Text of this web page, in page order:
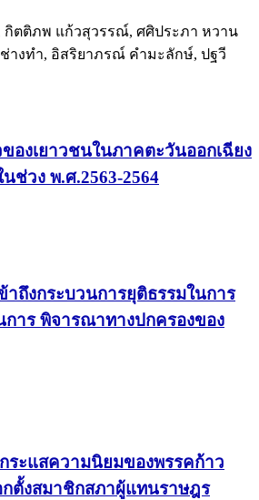
กิตติภพ แก้วสุวรรณ์, ศศิประภา หวาน
างทำ, อิสริยาภรณ์ คำมะลักษ์, ปฐวี
องเยาวชนในภาคตะวันออกเฉียง
ช่วง พ.ศ.2563-2564
าถึงกระบวนการยุติธรรมในการ
การ พิจารณาทางปกครองของ
ระแสความนิยมของพรรคก้าว
กตั้งสมาชิกสภาผู้แทนราษฎร